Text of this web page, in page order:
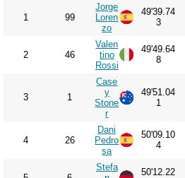
1 99
Jorge
Loren
zo
49'39.74
3
2 46
Valen
tino
Rossi
49'49.64
8
3 1
Case
y
Stone
r
49'51.04
1
4 26
Dani
Pedro
sa
50'09.10
4
Stefa
50'12.22